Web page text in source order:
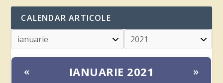
CALENDAR ARTICOLE
« IANUARIE 2021 »